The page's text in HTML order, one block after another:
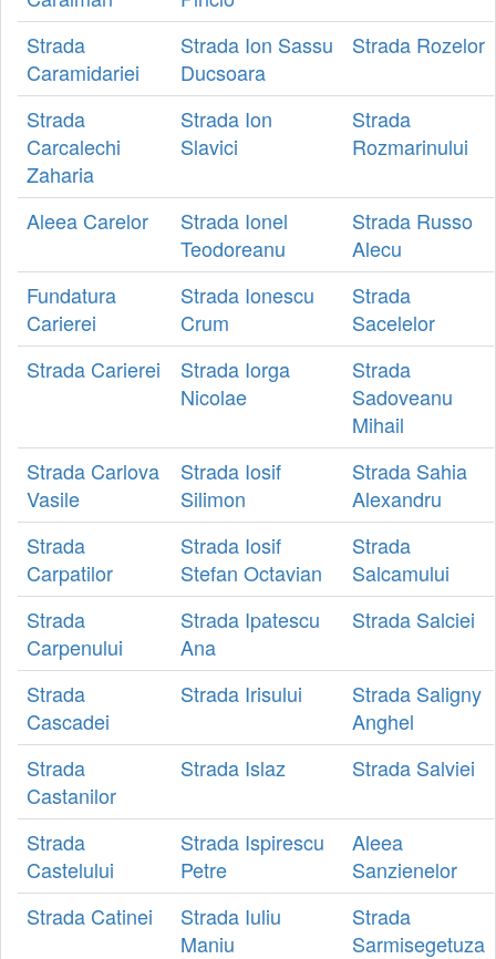
Strada
Caramidariei
Strada Ion Sassu
Ducsoara
Strada Rozelor
Strada
Carcalechi
Zaharia
Strada Ion
Slavici
Strada
Rozmarinului
Aleea Carelor
Strada Ionel
Teodoreanu
Strada Russo
Alecu
Fundatura
Carierei
Strada Ionescu
Crum
Strada
Sacelelor
Strada Carierei
Strada Iorga
Nicolae
Strada
Sadoveanu
Mihail
Strada Carlova
Vasile
Strada Iosif
Silimon
Strada Sahia
Alexandru
Strada
Carpatilor
Strada Iosif
Stefan Octavian
Strada
Salcamului
Strada
Carpenului
Strada Ipatescu
Ana
Strada Salciei
Strada
Cascadei
Strada Irisului
Strada Saligny
Anghel
Strada
Castanilor
Strada Islaz Strada Salviei
Strada
Castelului
Strada Ispirescu
Petre
Aleea
Sanzienelor
Strada Catinei
Strada Iuliu
Maniu
Strada
Sarmisegetuza